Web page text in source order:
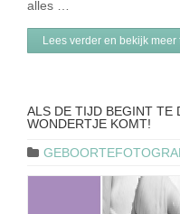
alles …
Lees verder en bekijk meer
ALS DE TIJD BEGINT TE
WONDERTJE KOMT!